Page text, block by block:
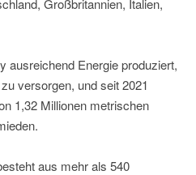
Großbritannien, Italien,
ausreichend Energie produziert,
versorgen, und seit 2021
1,32 Millionen metrischen
aus mehr als 540